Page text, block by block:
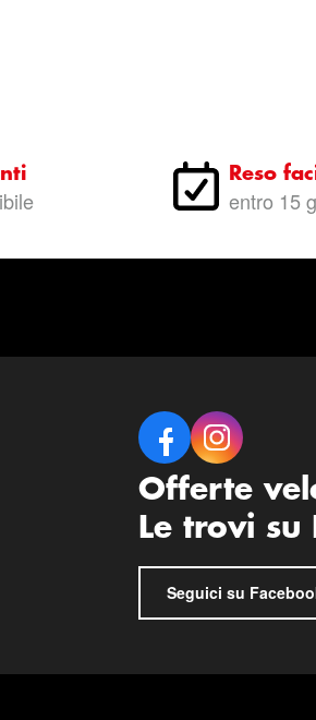
Reso
entro 15
Offerte
Le trovi
Seguici su